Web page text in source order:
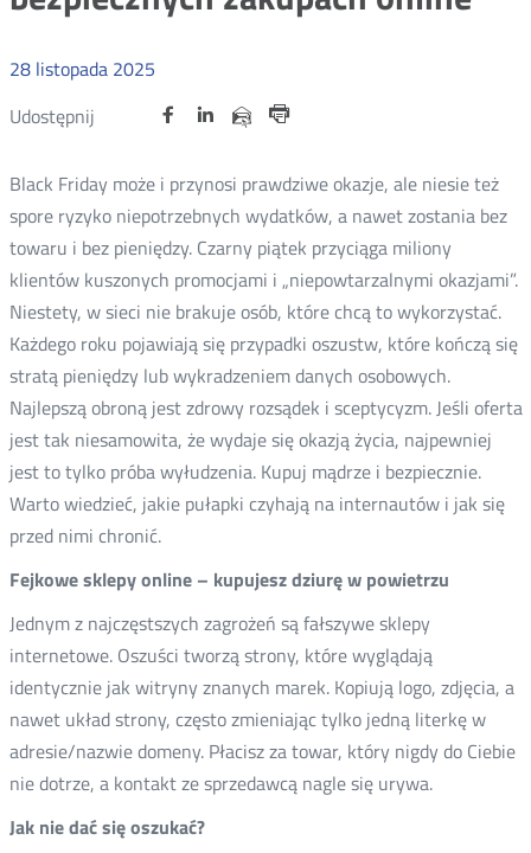
28 listopada 2025
Udostępnij
Udostępnij
Twitter
Nowa
Udostępnij
Facebook
Nowa
Udostępnij
Linkedin
Nowa Udostępnij
e-
mail
Black Friday może i przynosi prawdziwe okazje, ale niesie też
spore ryzyko niepotrzebnych wydatków, a nawet zostania bez
towaru i bez pieniędzy. Czarny piątek przyciąga miliony
klientów kuszonych promocjami i „niepowtarzalnymi okazjami”.
Niestety, w sieci nie brakuje osób, które chcą to wykorzystać.
Każdego roku pojawiają się przypadki oszustw, które kończą się
stratą pieniędzy lub wykradzeniem danych osobowych.
Najlepszą obroną jest zdrowy rozsądek i sceptycyzm. Jeśli oferta
jest tak niesamowita, że wydaje się okazją życia, najpewniej
jest to tylko próba wyłudzenia. Kupuj mądrze i bezpiecznie.
Warto wiedzieć, jakie pułapki czyhają na internautów i jak się
przed nimi chronić.
Fejkowe sklepy online – kupujesz dziurę w powietrzu
Jednym z najczęstszych zagrożeń są fałszywe sklepy
internetowe. Oszuści tworzą strony, które wyglądają
identycznie jak witryny znanych marek. Kopiują logo, zdjęcia, a
nawet układ strony, często zmieniając tylko jedną literkę w
adresie/nazwie domeny. Płacisz za towar, który nigdy do Ciebie
nie dotrze, a kontakt ze sprzedawcą nagle się urywa.
Jak nie dać się oszukać?